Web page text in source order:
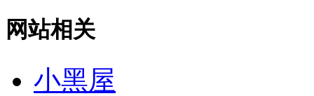
网站相关
小黑屋